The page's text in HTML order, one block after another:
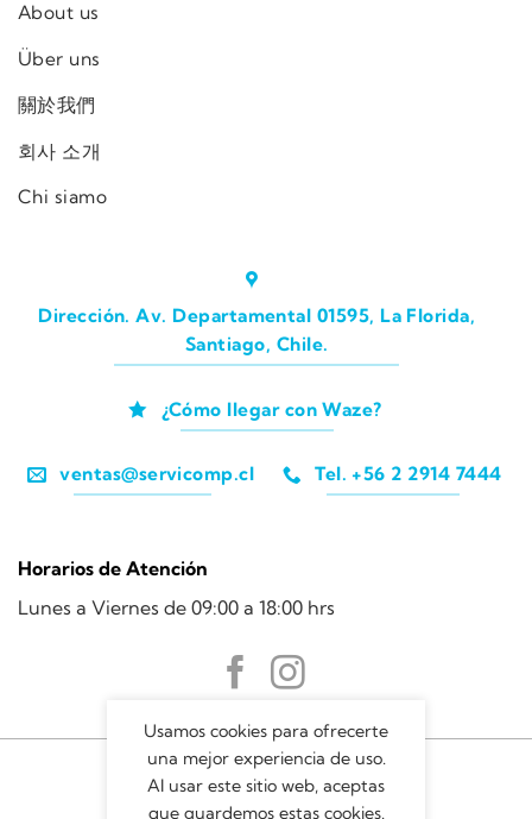
About us
Über uns
關於我們
회사 소개
Chi siamo
Dirección. Av. Departamental 01595, La Florida,
Santiago, Chile.
¿Cómo llegar con Waze?
ventas@servicomp.cl Tel. +56 2 2914 7444
Horarios de Atención
Lunes a Viernes de 09:00 a 18:00 hrs
Usamos cookies para ofrecerte
una mejor experiencia de uso.
Al usar este sitio web, aceptas
que guardemos estas cookies.